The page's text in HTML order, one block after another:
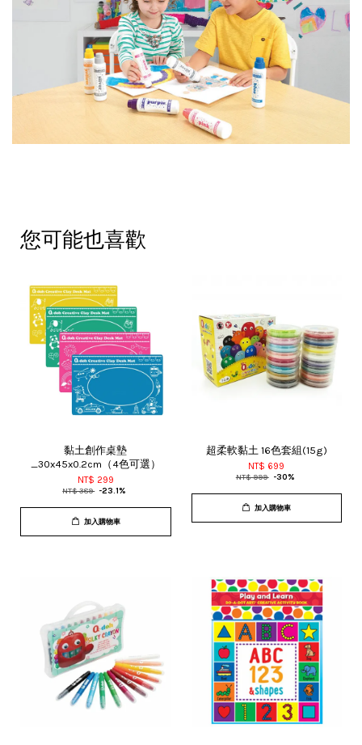
您可能也喜歡
黏土創作桌墊
_30x45x0.2cm（4色可選）
NT$ 299
NT$ 389 -23.1%
加入購物車
超柔軟黏土 16色套組(15g)
NT$ 699
NT$ 999 -30%
加入購物車